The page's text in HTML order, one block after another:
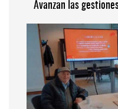
Avanzan las